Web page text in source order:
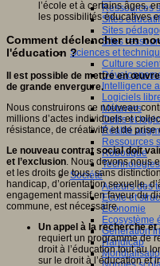
Ressources
Sites
Sites
Sites
Sciences et
Culture
Intelligence
Logiciels
Métavers
Outils et
Réalité
Ressources
Robotique
Technologies
Société
Acteurs des
Ecole et
Economie
Ecosystème
Génération
Handicap
l’école et à certains âges,
les possibilités éducatives
Comment déclencher un
l'éducation ?
Il est possible de mettre en
de grande envergure.
Nous construirons ce nouveau
millions d’actes individuels et
résistance, de créativité et de prise
Le nouveau contrat social doit
et l’exclusion. Nous devons nous
et les droits de tous, sans
handicap, d’orientation sexuelle,
engagement massif en faveur du
commune, est nécessaire.
Un appel à la recherche et
requiert un programme de
droit à l’éducation tout au
sur le droit à l’éducation et